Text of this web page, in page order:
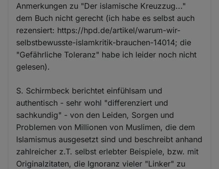
Anmerkungen zu "Der islamische Kreuzzug..."
dem Buch nicht gerecht (ich habe es selbst auch
rezensiert: https://hpd.de/artikel/warum-wir-
selbstbewusste-islamkritik-brauchen-14014; die
"Gefährliche Toleranz" habe ich leider noch nicht
gelesen).
S. Schirmbeck berichtet einfühlsam und
authentisch - sehr wohl "differenziert und
sachkundig" - von den Leiden, Sorgen und
Problemen von Millionen von Muslimen, die dem
Islamismus ausgesetzt sind und beschreibt anhand
zahlreicher z.T. selbst erlebter Beispiele, bzw. mit
Originalzitaten, die Ignoranz vieler "Linker" zu